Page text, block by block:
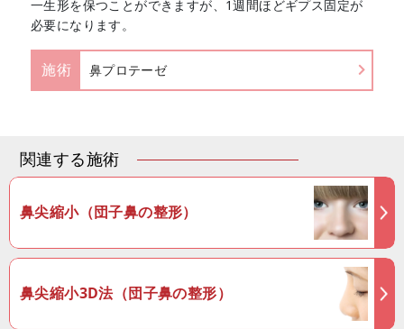
一生形を保つことができますが、1週間ほどギプス固定が
必要になります。
施術 鼻プロテーゼ
関連する施術
鼻尖縮小（団子鼻の整形）
鼻尖縮小3D法（団子鼻の整形）